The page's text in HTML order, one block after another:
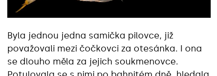
Byla jednou jedna samička pilovce, již
považovali mezi čočkovci za otesánka. I ona
se dlouho měla za jejich soukmenovce.